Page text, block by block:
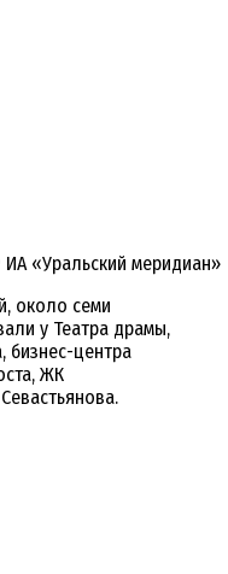
«Уральский меридиан»
около семи
у Театра драмы,
бизнес-центра
ЖК